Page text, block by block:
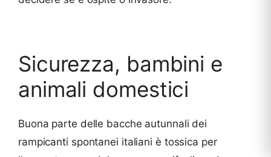
Sicurezza, bambini e
animali domestici
Buona parte delle bacche autunnali dei
rampicanti spontanei italiani è tossica per